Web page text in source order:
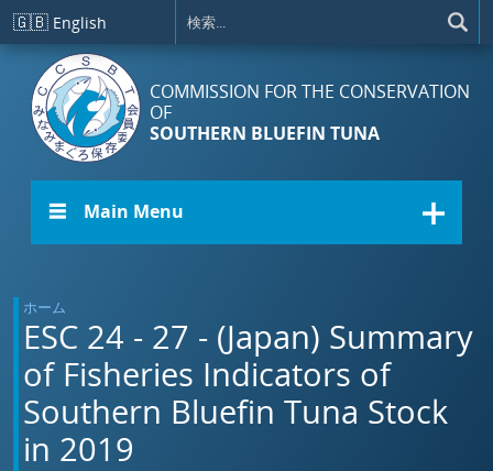
メインコンテンツに移動
🇬🇧 English
COMMISSION FOR THE CONSERVATION
OF
SOUTHERN BLUEFIN TUNA
☰ Main Menu
ホーム
ESC 24 - 27 - (Japan) Summary
of Fisheries Indicators of
Southern Bluefin Tuna Stock
in 2019